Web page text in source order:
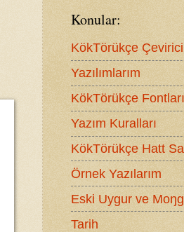
Konular:
KökTörükçe Çevirici
Yazılımlarım
KökTörükçe
Yazım Kuralları
KökTörükçe Hatt
Örnek Yazılarım
Eski Uygur ve
Tarih